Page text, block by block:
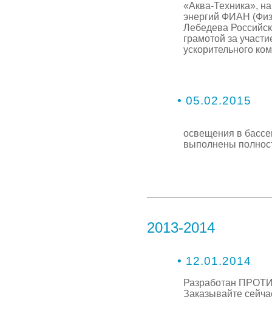
«Аква-Техника»,
энергий ФИАН
Лебедева
грамотой за
ускорительного
• 05.02.2015
освещения в
выполнены
2013-2014
• 12.01.2014
Разработан
Заказывайте